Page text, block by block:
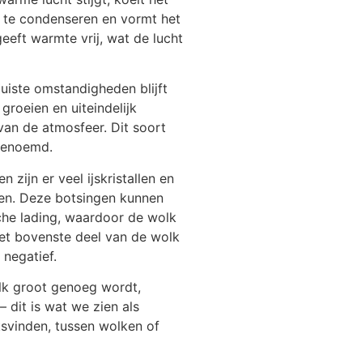
condenseren en vormt het
warmte vrij, wat de lucht
omstandigheden blijft
en uiteindelijk
de atmosfeer. Dit soort
zijn er veel ijskristallen en
Deze botsingen kunnen
lading, waardoor de wolk
bovenste deel van de wolk
groot genoeg wordt,
dit is wat we zien als
tussen wolken of